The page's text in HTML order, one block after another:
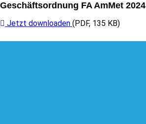
Geschäftsordnung FA AmMet 2024
Jetzt downloaden (PDF, 135 KB)